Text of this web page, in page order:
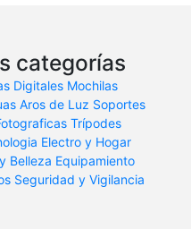
categorías
Digitales Mochilas
Aros de Luz Soportes
Trípodes
Electro y Hogar
Belleza Equipamiento
Seguridad y Vigilancia